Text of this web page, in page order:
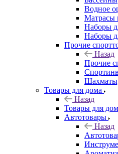
Водное
Матрасы
Наборы
Наборы
Прочие
Назад
Прочие
Товары для дома
Назад
Товары для
Автотовары
Назад